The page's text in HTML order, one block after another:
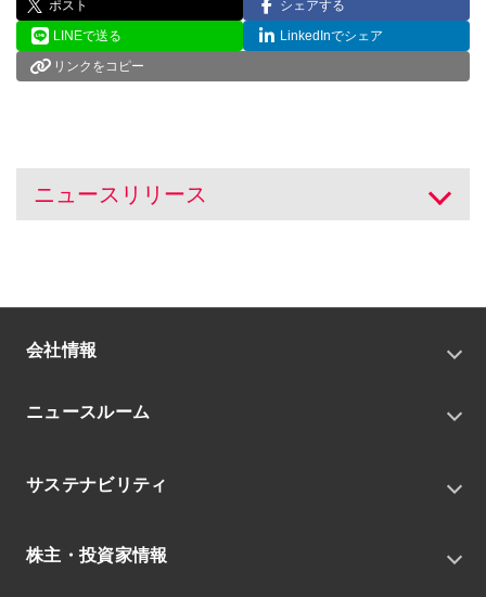
ポスト
シェアする
LINEで送る
LinkedInでシェア
リンクをコピー
ニュースリリース 開く
会社情報
会社概要
中期経営戦略
役員
ニュースルーム
トピックス
IRニュース
サステナビリティ
環境
株主・投資家情報